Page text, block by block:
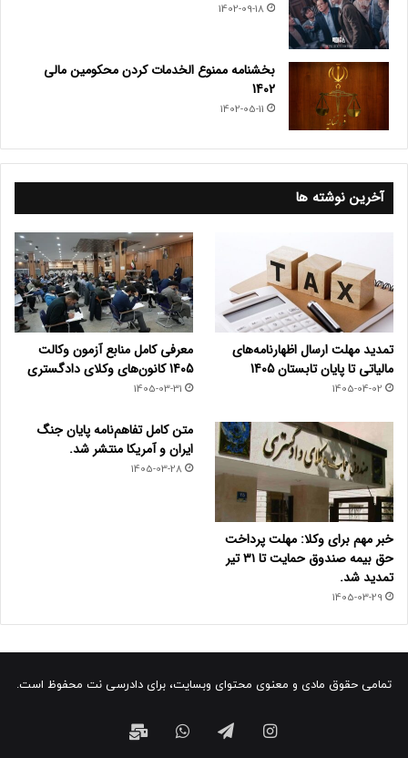
1402-09-18
بخشنامه ممنوع الخدمات کردن محکومین مالی
1402
1402-05-11
آخرین نوشته ها
تمدید مهلت ارسال اظهارنامه‌های
مالیاتی تا پایان تابستان 1405
1405-04-02
معرفی کامل منابع آزمون وکالت
1405 کانون‌های وکلای دادگستری
1405-03-31
خبر مهم برای وکلا: مهلت پرداخت
حق بیمه صندوق حمایت تا ۳۱ تیر
تمدید شد.
1405-03-29
متن کامل تفاهم‌نامه پایان جنگ
ایران و آمریکا منتشر شد.
1405-03-28
تمامی حقوق مادی و معنوی محتوای وبسایت، برای دادرسی نت محفوظ است.
اینستاگرامتلگرامواتس ایمیل